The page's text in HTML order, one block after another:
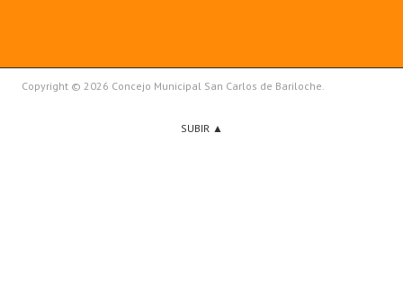
Copyright © 2026 Concejo Municipal San Carlos de Bariloche.
SUBIR ▲